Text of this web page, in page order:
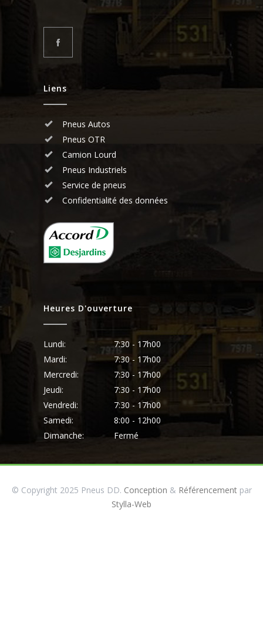
Liens
Pneus Autos
Pneus OTR
Camion Lourd
Pneus Industriels
Service de pneus
Confidentialité des données
Heures D'ouverture
Lundi:
7:30 - 17h00
Mardi:
7:30 - 17h00
Mercredi:
7:30 - 17h00
Jeudi:
7:30 - 17h00
Vendredi:
7:30 - 17h00
Samedi:
8:00 - 12h00
Dimanche:
Fermé
© Copyright 2025 Pneus DD. Conception & Référencementpar
Stylla-Web